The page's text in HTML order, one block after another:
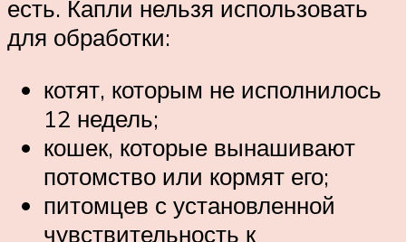
есть. Капли нельзя использовать
для обработки:
котят, которым не исполнилось
12 недель;
кошек, которые вынашивают
потомство или кормят его;
питомцев с установленной
чувствительность к